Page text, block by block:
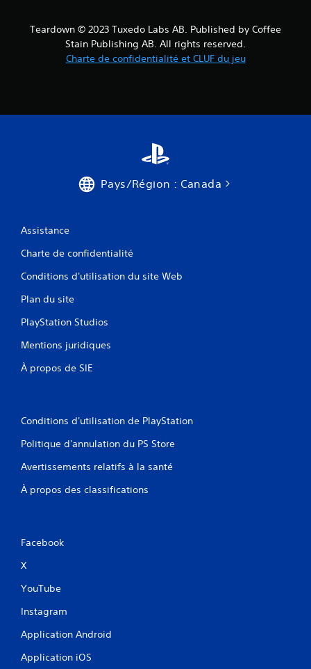
o
m
m
a
s
u
.
J
a
b
l
e
s
c
t
v
t
o
Teardown © 2023 Tuxedo Labs AB. Published by Coffee
Stain Publishing AB. All rights reserved.
Charte de confidentialité et CLUF du jeu
Pays/Région : Canada
Assistance
Charte de confidentialité
Conditions d'utilisation du site Web
Plan du site
PlayStation Studios
Mentions juridiques
À propos de SIE
Conditions d'utilisation de PlayStation
Politique d'annulation du PS Store
Avertissements relatifs à la santé
À propos des classifications
Facebook
X
YouTube
Instagram
Application Android
Application iOS